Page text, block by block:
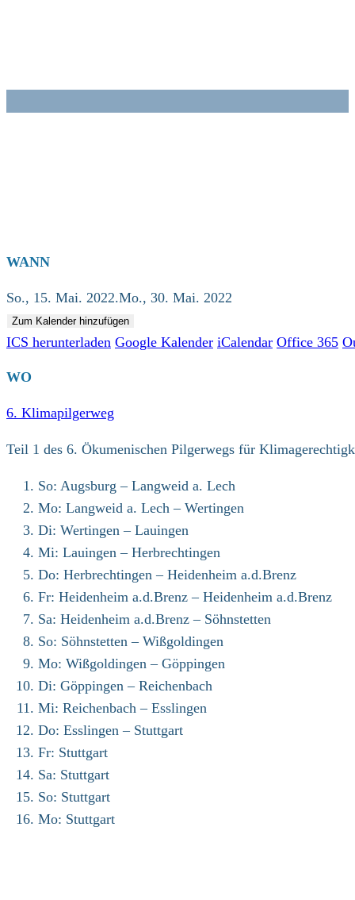
WANN
So., 15. Mai. 2022.Mo., 30. Mai. 2022
Zum Kalender hinzufügen
ICS herunterladen Google Kalender iCalendar Office 365
WO
6. Klimapilgerweg
Teil 1 des 6. Ökumenischen Pilgerwegs für
So: Augsburg – Langweid a. Lech
Mo: Langweid a. Lech – Wertingen
Di: Wertingen – Lauingen
Mi: Lauingen – Herbrechtingen
Do: Herbrechtingen – Heidenheim a.d.Brenz
Fr: Heidenheim a.d.Brenz – Heidenheim a.d.Brenz
Sa: Heidenheim a.d.Brenz – Söhnstetten
So: Söhnstetten – Wißgoldingen
Mo: Wißgoldingen – Göppingen
Di: Göppingen – Reichenbach
Mi: Reichenbach – Esslingen
Do: Esslingen – Stuttgart
Fr: Stuttgart
Sa: Stuttgart
So: Stuttgart
Mo: Stuttgart